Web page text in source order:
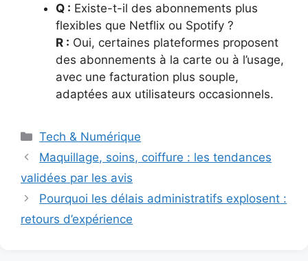
Q : Existe-t-il des abonnements plus
flexibles que Netflix ou Spotify ?
R : Oui, certaines plateformes proposent
des abonnements à la carte ou à l’usage,
avec une facturation plus souple,
adaptées aux utilisateurs occasionnels.
Catégories
Tech & Numérique
Maquillage, soins, coiffure : les tendances
validées par les avis
Pourquoi les délais administratifs explosent :
retours d’expérience